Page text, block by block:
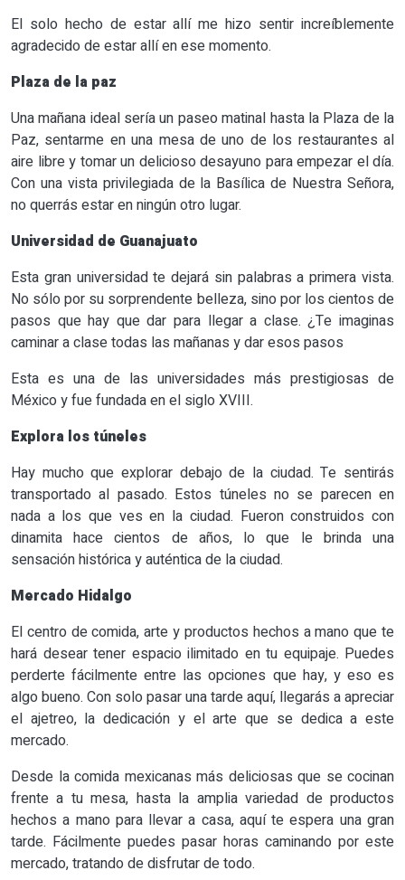
El solo hecho de estar allí me hizo sentir increíblemente
agradecido de estar allí en ese momento.
Plaza de la paz
Una mañana ideal sería un paseo matinal hasta la Plaza de la
Paz, sentarme en una mesa de uno de los restaurantes al
aire libre y tomar un delicioso desayuno para empezar el día.
Con una vista privilegiada de la Basílica de Nuestra Señora,
no querrás estar en ningún otro lugar.
Universidad de Guanajuato
Esta gran universidad te dejará sin palabras a primera vista.
No sólo por su sorprendente belleza, sino por los cientos de
pasos que hay que dar para llegar a clase. ¿Te imaginas
caminar a clase todas las mañanas y dar esos pasos
Esta es una de las universidades más prestigiosas de
México y fue fundada en el siglo XVIII.
Explora los túneles
Hay mucho que explorar debajo de la ciudad. Te sentirás
transportado al pasado. Estos túneles no se parecen en
nada a los que ves en la ciudad. Fueron construidos con
dinamita hace cientos de años, lo que le brinda una
sensación histórica y auténtica de la ciudad.
Mercado Hidalgo
El centro de comida, arte y productos hechos a mano que te
hará desear tener espacio ilimitado en tu equipaje. Puedes
perderte fácilmente entre las opciones que hay, y eso es
algo bueno. Con solo pasar una tarde aquí, llegarás a apreciar
el ajetreo, la dedicación y el arte que se dedica a este
mercado.
Desde la comida mexicanas más deliciosas que se cocinan
frente a tu mesa, hasta la amplia variedad de productos
hechos a mano para llevar a casa, aquí te espera una gran
tarde. Fácilmente puedes pasar horas caminando por este
mercado, tratando de disfrutar de todo.